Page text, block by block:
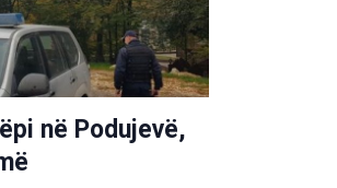
në Podujevë,